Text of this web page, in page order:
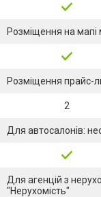
Розміщення на мапі
Розміщення прайс-
2
Для автосалонів:
Для агенцій з
"Нерухомість"